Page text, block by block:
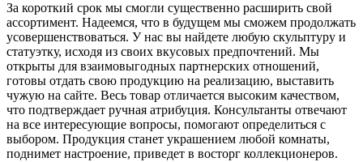
За короткий срок мы смогли существенно расширить свой
ассортимент. Надеемся, что в будущем мы сможем продолжать
усовершенствоваться. У нас вы найдете любую скульптуру и
статуэтку, исходя из своих вкусовых предпочтений. Мы
открыты для взаимовыгодных партнерских отношений,
готовы отдать свою продукцию на реализацию, выставить
чужую на сайте. Весь товар отличается высоким качеством,
что подтверждает ручная атрибуция. Консультанты отвечают
на все интересующие вопросы, помогают определиться с
выбором. Продукция станет украшением любой комнаты,
поднимет настроение, приведет в восторг коллекционеров.